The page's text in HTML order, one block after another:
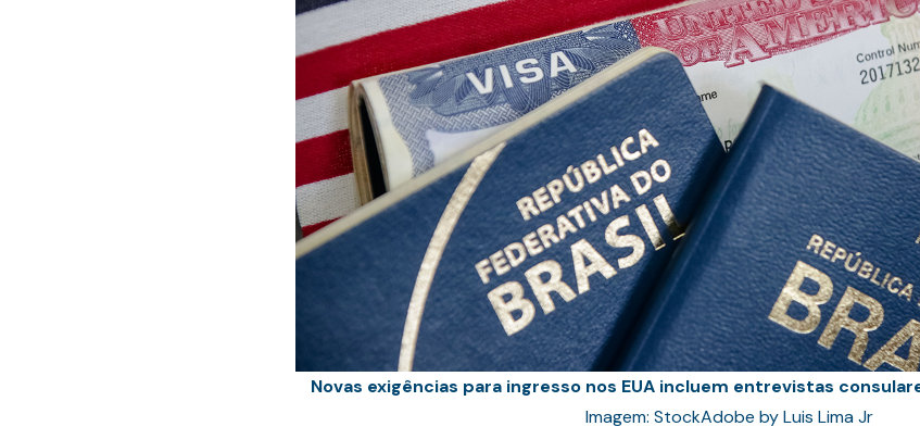
Novas exigências para ingresso nos EUA incluem entrevistas
Imagem: StockAdobe by Luis Lima Jr